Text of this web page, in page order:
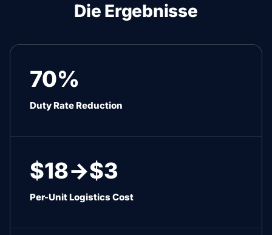
Die Ergebnisse
70%
Duty Rate Reduction
$18→$3
Per-Unit Logistics Cost